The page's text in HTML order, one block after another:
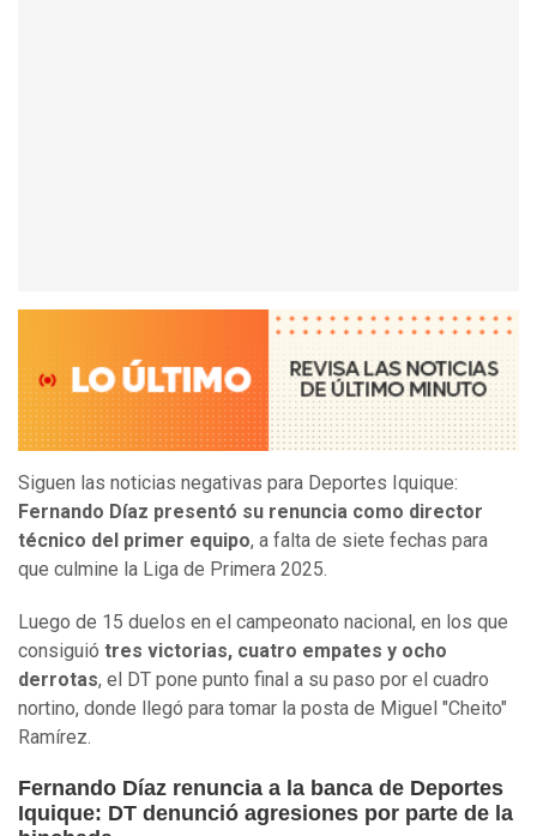
Siguen las noticias negativas para Deportes Iquique:
Fernando Díaz presentó su renuncia como director
técnico del primer equipo, a falta de siete fechas para
que culmine la Liga de Primera 2025.
Luego de 15 duelos en el campeonato nacional, en los que
consiguió tres victorias, cuatro empates y ocho
derrotas, el DT pone punto final a su paso por el cuadro
nortino, donde llegó para tomar la posta de Miguel "Cheito"
Ramírez.
Fernando Díaz renuncia a la banca de Deportes
Iquique: DT denunció agresiones por parte de la